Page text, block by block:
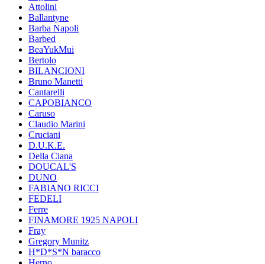
Attolini
Ballantyne
Barba Napoli
Barbed
BeaYukMui
Bertolo
BILANCIONI
Bruno Manetti
Cantarelli
CAPOBIANCO
Caruso
Claudio Marini
Cruciani
D.U.K.E.
Della Ciana
DOUCAL'S
DUNO
FABIANO RICCI
FEDELI
Ferre
FINAMORE 1925 NAPOLI
Fray
Gregory Munitz
H*D*S*N baracco